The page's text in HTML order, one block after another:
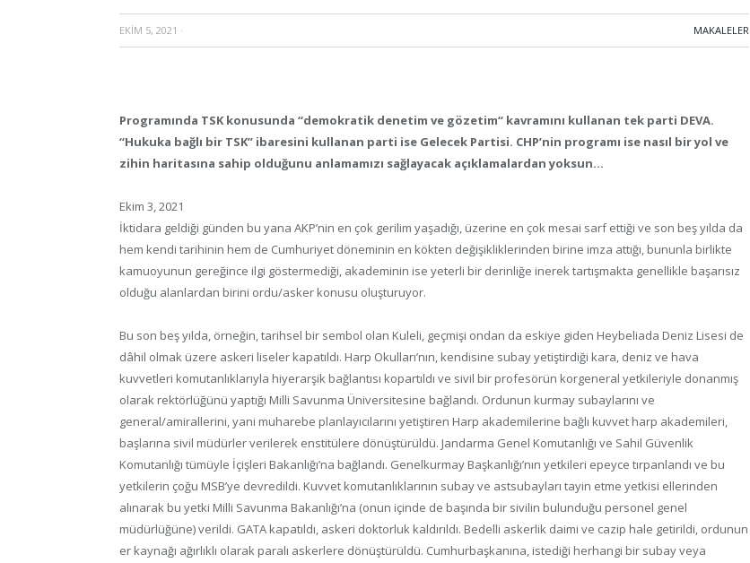
EKIM 5, 2021 · MAKALELER
Programında TSK konusunda “demokratik denetim ve gözetim“ kavramını kullanan tek parti DEVA.
“Hukuka bağlı bir TSK” ibaresini kullanan parti ise Gelecek Partisi. CHP’nin programı ise nasıl bir yol ve
zihin haritasına sahip olduğunu anlamamızı sağlayacak açıklamalardan yoksun…
Ekim 3, 2021
İktidara geldiği günden bu yana AKP’nin en çok gerilim yaşadığı, üzerine en çok mesai sarf ettiği ve son beş yılda da
hem kendi tarihinin hem de Cumhuriyet döneminin en kökten değişikliklerinden birine imza attığı, bununla birlikte
kamuoyunun gereğince ilgi göstermediği, akademinin ise yeterli bir derinliğe inerek tartışmakta genellikle başarısız
olduğu alanlardan birini ordu/asker konusu oluşturuyor.
Bu son beş yılda, örneğin, tarihsel bir sembol olan Kuleli, geçmişi ondan da eskiye giden Heybeliada Deniz Lisesi de
dâhil olmak üzere askeri liseler kapatıldı. Harp Okulları’nın, kendisine subay yetiştirdiği kara, deniz ve hava
kuvvetleri komutanlıklarıyla hiyerarşik bağlantısı kopartıldı ve sivil bir profesörün korgeneral yetkileriyle donanmış
olarak rektörlüğünü yaptığı Milli Savunma Üniversitesine bağlandı. Ordunun kurmay subaylarını ve
general/amirallerini, yani muharebe planlayıcılarını yetiştiren Harp akademilerine bağlı kuvvet harp akademileri,
başlarına sivil müdürler verilerek enstitülere dönüştürüldü. Jandarma Genel Komutanlığı ve Sahil Güvenlik
Komutanlığı tümüyle İçişleri Bakanlığı’na bağlandı. Genelkurmay Başkanlığı’nın yetkileri epeyce tırpanlandı ve bu
yetkilerin çoğu MSB’ye devredildi. Kuvvet komutanlıklarının subay ve astsubayları tayin etme yetkisi ellerinden
alınarak bu yetki Milli Savunma Bakanlığı’na (onun içinde de başında bir sivilin bulunduğu personel genel
müdürlüğüne) verildi. GATA kapatıldı, askeri doktorluk kaldırıldı. Bedelli askerlik daimi ve cazip hale getirildi, ordunun
er kaynağı ağırlıklı olarak paralı askerlere dönüştürüldü. Cumhurbaşkanına, istediği herhangi bir subay veya